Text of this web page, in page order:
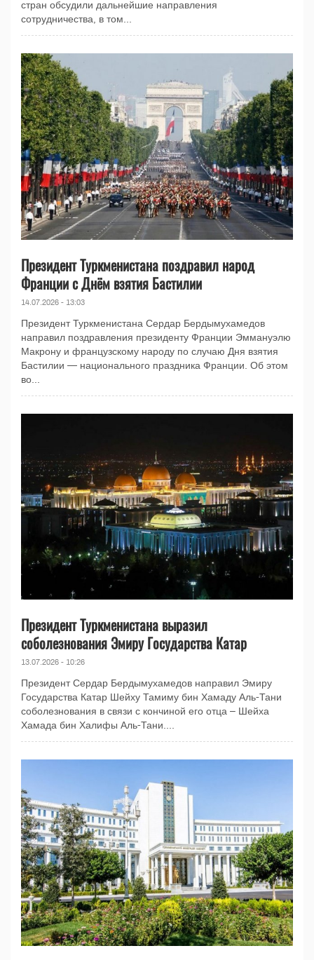
стран обсудили дальнейшие направления
сотрудничества, в том...
Президент Туркменистана поздравил народ
Франции с Днём взятия Бастилии
14.07.2026 - 13:03
Президент Туркменистана Сердар Бердымухамедов
направил поздравления президенту Франции Эммануэлю
Макрону и французскому народу по случаю Дня взятия
Бастилии — национального праздника Франции. Об этом
во...
Президент Туркменистана выразил
соболезнования Эмиру Государства Катар
13.07.2026 - 10:26
Президент Сердар Бердымухамедов направил Эмиру
Государства Катар Шейху Тамиму бин Хамаду Аль-Тани
соболезнования в связи с кончиной его отца – Шейха
Хамада бин Халифы Аль-Тани....